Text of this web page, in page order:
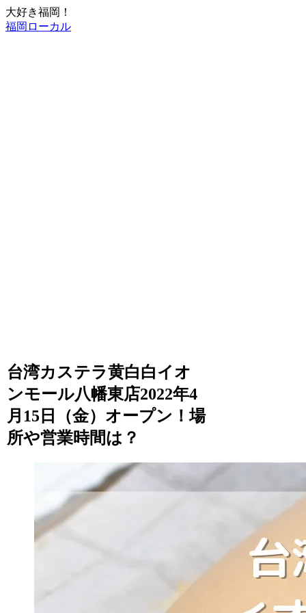
大好き福岡！
福岡ローカル
台湾カステラ黄白白イオ
ンモール八幡東店2022年4
月15日（金）オープン！場
所や営業時間は？